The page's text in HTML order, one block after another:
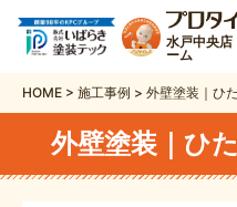
水戸中央店
ーム
HOME > 施工事例 > 外壁塗装｜ひ
外壁塗装｜ひ